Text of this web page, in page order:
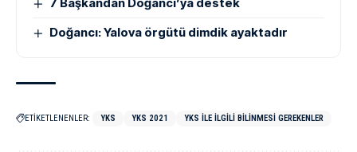
Doğancı: Yalova örgütü dimdik ayaktadır
ETİKETLENENLER: YKS YKS 2021 YKS ILE ILGILI BILINMESI GEREKENLER